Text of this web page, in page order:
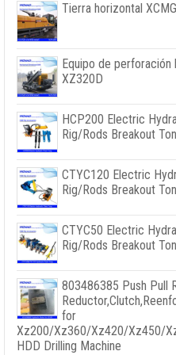
Tierra horizontal
Equipo de
XZ320D
HCP200 Electric
Rig/Rods Breakout
CTYC120 Electric
Rig/Rods Breakout
CTYC50 Electric
Rig/Rods Breakout
803486385 Push Pull
Reductor,Clutch,
for
Xz200/Xz360/Xz420/Xz450/
HDD Drilling Machine